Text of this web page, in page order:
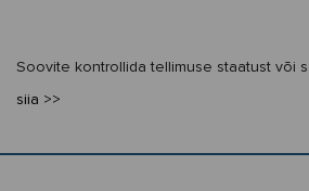
Soovite kontrollida tellimuse staatust või
siia >>